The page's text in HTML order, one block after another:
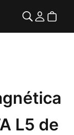
L5 de